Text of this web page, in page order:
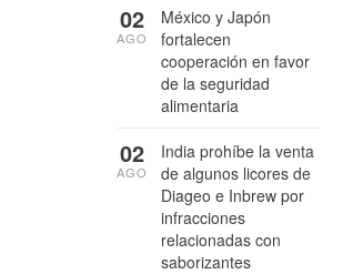
México y Japón
fortalecen
cooperación en favor
de la seguridad
alimentaria
02
AGO
India prohíbe la venta
de algunos licores de
Diageo e Inbrew por
infracciones
relacionadas con
saborizantes
02
AGO